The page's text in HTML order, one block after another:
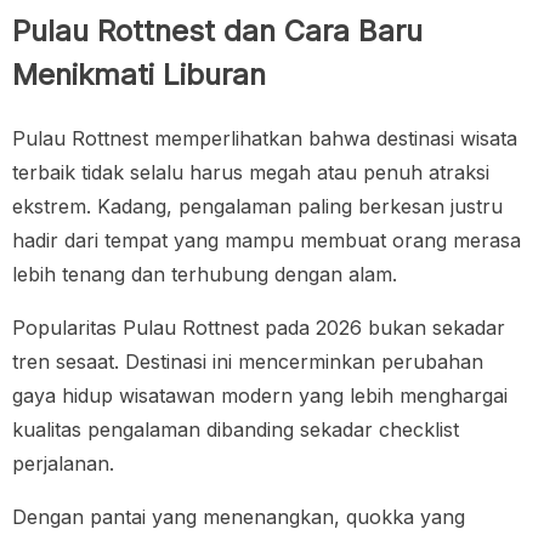
Pulau Rottnest dan Cara Baru
Menikmati Liburan
Pulau Rottnest memperlihatkan bahwa destinasi wisata
terbaik tidak selalu harus megah atau penuh atraksi
ekstrem. Kadang, pengalaman paling berkesan justru
hadir dari tempat yang mampu membuat orang merasa
lebih tenang dan terhubung dengan alam.
Popularitas Pulau Rottnest pada 2026 bukan sekadar
tren sesaat. Destinasi ini mencerminkan perubahan
gaya hidup wisatawan modern yang lebih menghargai
kualitas pengalaman dibanding sekadar checklist
perjalanan.
Dengan pantai yang menenangkan, quokka yang